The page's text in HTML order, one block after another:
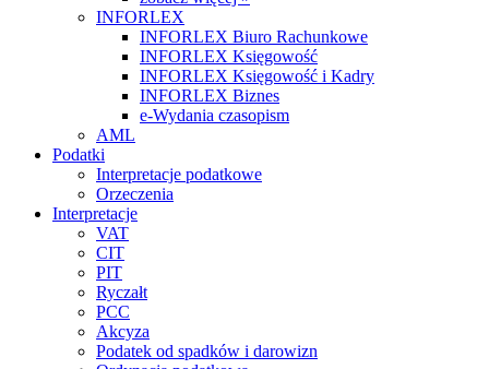
INFORLEX
INFORLEX Biuro Rachunkowe
INFORLEX Księgowość
INFORLEX Księgowość i Kadry
INFORLEX Biznes
e-Wydania czasopism
AML
Podatki
Interpretacje podatkowe
Orzeczenia
Interpretacje
VAT
CIT
PIT
Ryczałt
PCC
Akcyza
Podatek od spadków i darowizn